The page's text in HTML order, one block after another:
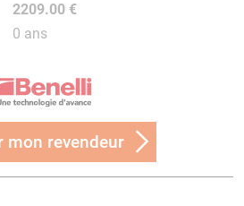
2209.00 €
0 ans
mon revendeur